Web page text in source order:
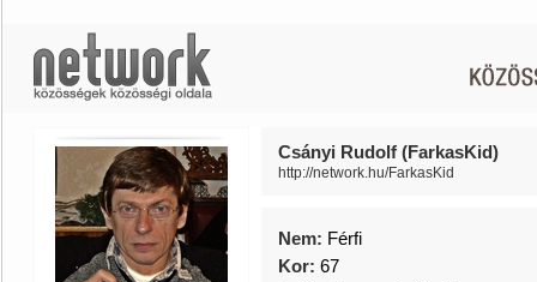
Csányi Rudolf (FarkasKid)
http://network.hu/FarkasKid
Nem: Férfi
Kor: 67